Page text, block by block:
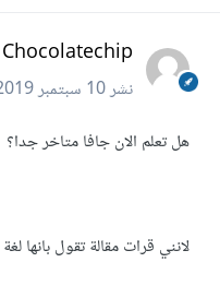
نشر10 سبتمبر 2019
هل تعلم الان جافا متاخر جدا؟
لانني قرات مقالة تقول بانها